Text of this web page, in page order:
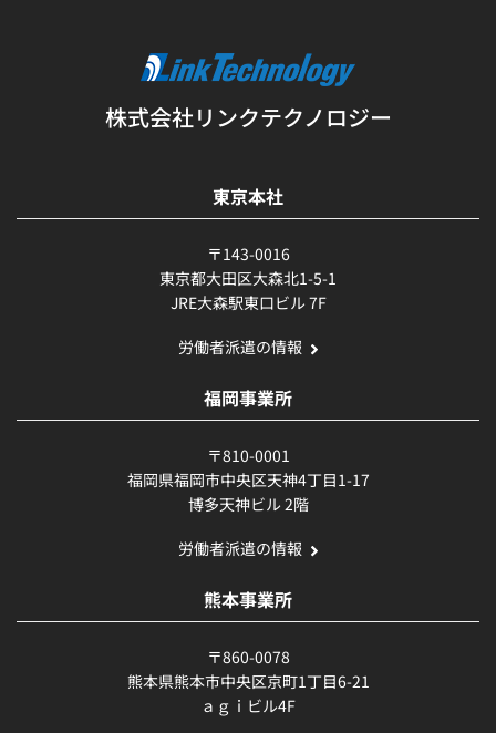
株式会社リンクテクノロジー
東京本社
〒143-0016
東京都大田区大森北1-5-1
JRE大森駅東口ビル 7F
労働者派遣の情報
福岡事業所
〒810-0001
福岡県福岡市中央区天神4丁目1-17
博多天神ビル 2階
労働者派遣の情報
熊本事業所
〒860-0078
熊本県熊本市中央区京町1丁目6-21
ａｇｉビル4F